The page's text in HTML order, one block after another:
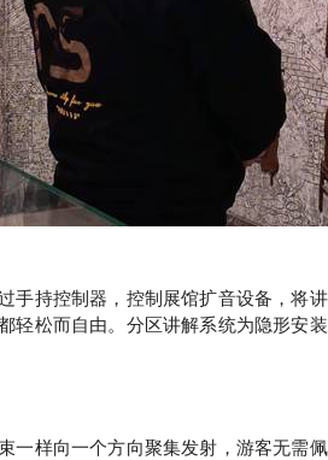
手持控制器，控制展馆扩音设备，将
轻松而自由。分区讲解系统为隐形安
样向一个方向聚集发射，游客无需